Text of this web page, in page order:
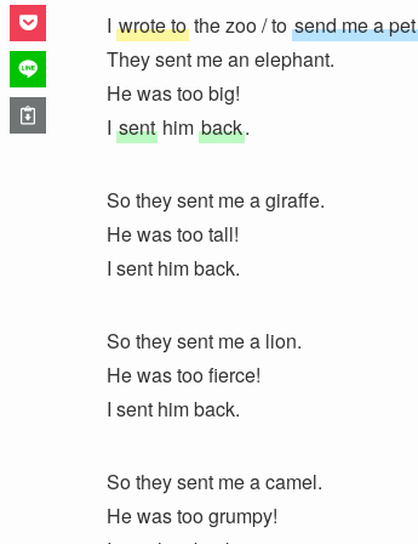
I wrote to the zoo / to send me a pet
They sent me an elephant.
He was too big!
I sent him back.
So they sent me a giraffe.
He was too tall!
I sent him back.
So they sent me a lion.
He was too fierce!
I sent him back.
So they sent me a camel.
He was too grumpy!